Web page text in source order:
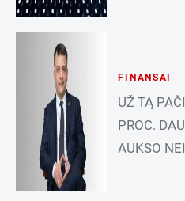
FINANSAI
UŽ TĄ
PROC.
AUKSO